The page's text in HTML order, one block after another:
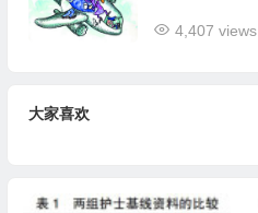
4,407 views
大家喜欢